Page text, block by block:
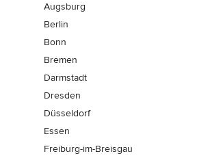
Augsburg
Berlin
Bonn
Bremen
Darmstadt
Dresden
Düsseldorf
Essen
Freiburg-im-Breisgau